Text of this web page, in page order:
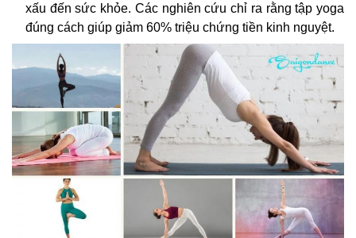
xấu đến sức khỏe. Các nghiên cứu chỉ ra rằng tập yoga
đúng cách giúp giảm 60% triệu chứng tiền kinh nguyệt.